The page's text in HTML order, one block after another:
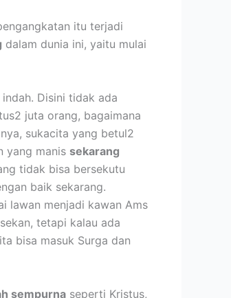
itu terjadi
dalam dunia ini, yaitu mulai
Disini tidak ada
juta orang, bagaimana
sukacita yang betul2
yang manis sekarang
tidak bisa bersekutu
baik sekarang.
lawan menjadi kawan Ams
tetapi kalau ada
bisa masuk Surga dan
sempurna seperti Kristus,